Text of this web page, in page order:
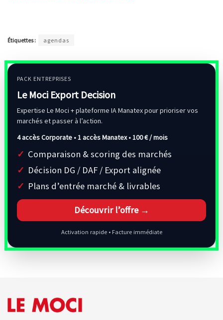
Étiquettes : agendas
PACK ENTREPRISES
Le Moci Export Decision
Expertise Le Moci + plateforme IA Manatex pour prioriser vos
marchés et passer à l’action.
4 accès Corporate • 1 accès Manatex •100 € / mois
Comparaison & scoring des marchés
Décision DG / DAF / Export alignée
Plans d’entrée marché & livrables
Découvrir l’offre →
Activation rapide • Facture immédiate